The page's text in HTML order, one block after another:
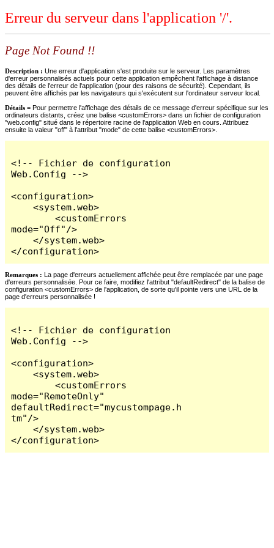
Erreur du serveur dans l'application '/'.
Page Not Found !!
Description : Une erreur d'application s'est produite sur le serveur. Les paramètres
d'erreur personnalisés actuels pour cette application empêchent l'affichage à distance
des détails de l'erreur de l'application (pour des raisons de sécurité). Cependant, ils
peuvent être affichés par les navigateurs qui s'exécutent sur l'ordinateur serveur local.
Détails = Pour permettre l'affichage des détails de ce message d'erreur spécifique sur les
ordinateurs distants, créez une balise <customErrors> dans un fichier de configuration
"web.config" situé dans le répertoire racine de l'application Web en cours. Attribuez
ensuite la valeur "off" à l'attribut "mode" de cette balise <customErrors>.
<!-- Fichier de configuration
Web.Config -->
<configuration>
    <system.web>
        <customErrors
mode="Off"/>
    </system.web>
</configuration>
Remarques : La page d'erreurs actuellement affichée peut être remplacée par une page
d'erreurs personnalisée. Pour ce faire, modifiez l'attribut "defaultRedirect" de la balise de
configuration <customErrors> de l'application, de sorte qu'il pointe vers une URL de la
page d'erreurs personnalisée !
<!-- Fichier de configuration
Web.Config -->
<configuration>
    <system.web>
        <customErrors
mode="RemoteOnly"
defaultRedirect="mycustompage.h
tm"/>
    </system.web>
</configuration>